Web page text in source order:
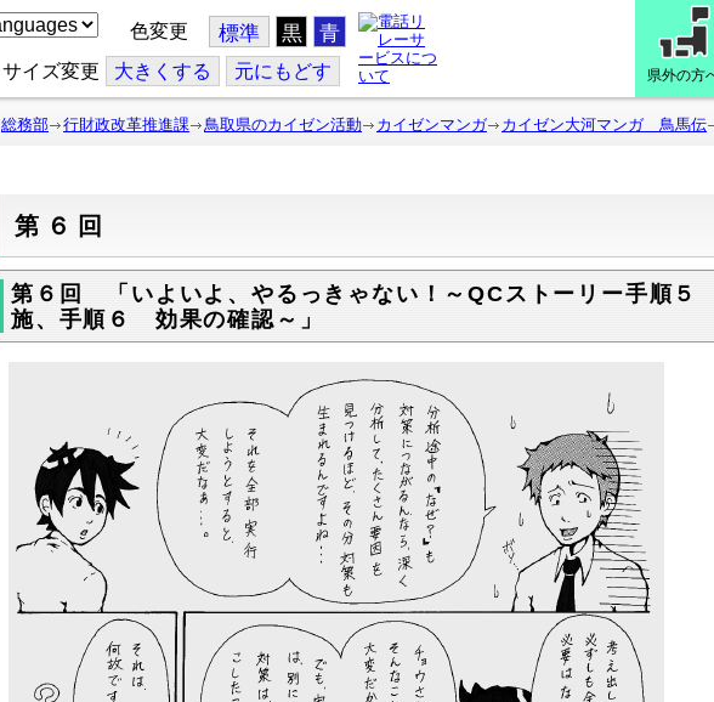
色変更 標準 黒 青
サイズ変更 大きくする 元にもどす 県外の方
総務部 行財政改革推進課 鳥取県のカイゼン活動 カイゼンマンガ カイゼン大河マンガ 鳥馬伝
第６回
第６回 「いよいよ、やるっきゃない！～QCストーリー手順５
施、手順６ 効果の確認～」